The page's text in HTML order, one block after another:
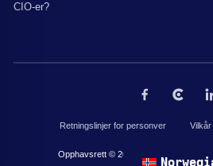
CIO-er?
Retningslinjer for personver
Opphavsrett © 2026 av The Codest. Alle